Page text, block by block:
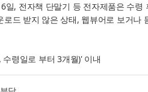
, 전자책 단말기 등 전자제품은 수령
드 받지 않은 상태, 웹뷰어로 보거나
령일로 부터 3개월)' 이내